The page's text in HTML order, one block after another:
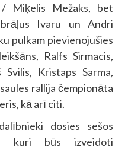
Miķelis Mežaks, bet
Ivaru un Andri
pulkam pievienojušies
Ralfs Sirmacis,
Kristaps Sarma,
rallija čempionāta
kā arī citi.
dosies sešos
kuri būs izveidoti